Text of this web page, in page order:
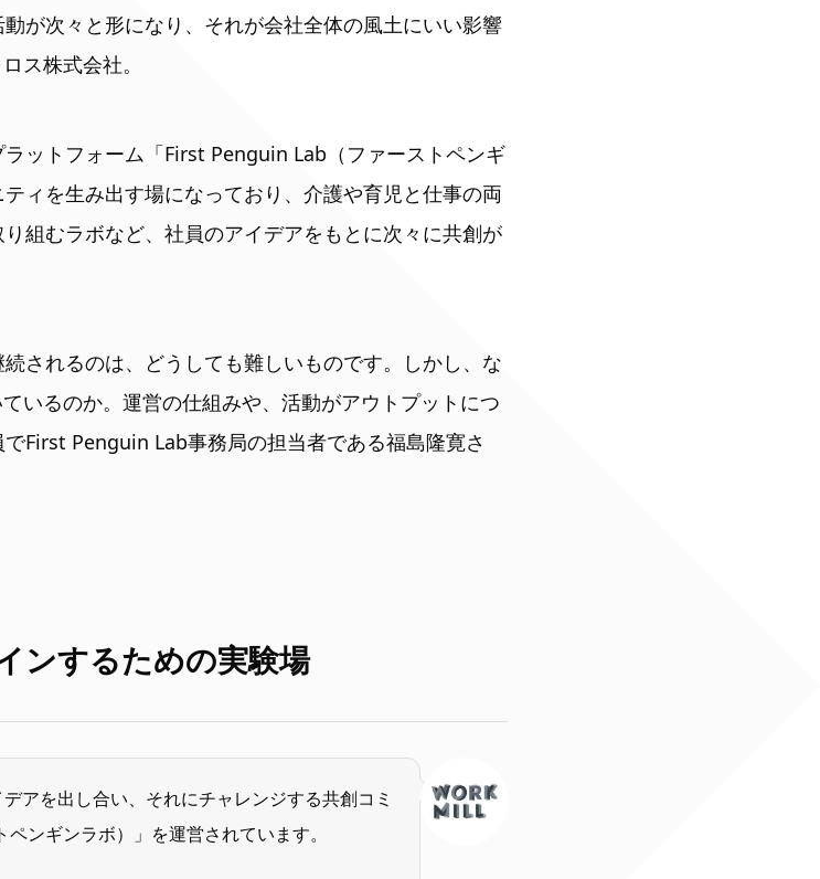
が次々と形になり、それが会社全体の風土にいい影響
ス株式会社。
ットフォーム「First Penguin Lab（ファーストペンギ
ィを生み出す場になっており、介護や育児と仕事の両
組むラボなど、社員のアイデアをもとに次々に共創が
されるのは、どうしても難しいものです。しかし、な
いるのか。運営の仕組みや、活動がアウトプットにつ
First Penguin Lab事務局の担当者である福島隆寛さ
ンするための実験場
アを出し合い、それにチャレンジする共創コミ
ンギンラボ）」を運営されています。